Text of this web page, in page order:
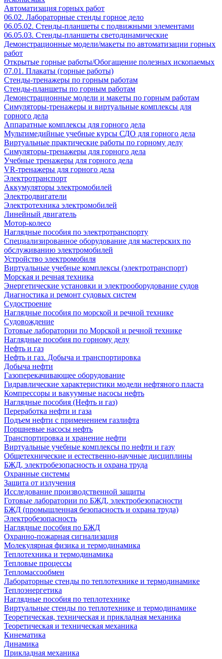
Автоматизация горных работ
06.02. Лабораторные стенды горное дело
06.05.02. Стенды-планшеты с подвижными элементами
06.05.03. Стенды-планшеты светодинамические
Демонстрационные модели/макеты по автоматизации горных
работ
Открытые горные работы/Обогащение полезных ископаемых
07.01. Плакаты (горные работы)
Стенды-тренажеры по горным работам
Стенды-планшеты по горным работам
Демонстрационные модели и макеты по горным работам
Симуляторы-тренажеры и виртуальные комплексы для
горного дела
Аппаратные комплексы для горного дела
Мультимедийные учебные курсы СДО для горного дела
Виртуальные практические работы по горному делу
Симуляторы-тренажеры для горного дела
Учебные тренажеры для горного дела
VR-тренажеры для горного дела
Электротранспорт
Аккумуляторы электромобилей
Электродвигатели
Электротехника электромобилей
Линейный двигатель
Мотор-колесо
Наглядные пособия по электротранспорту
Специализированное оборудование для мастерских по
обслуживанию электромобилей
Устройство электромобиля
Виртуальные учебные комплексы (электротранспорт)
Морская и речная техника
Энергетические установки и электрооборудование судов
Диагностика и ремонт судовых систем
Судостроение
Наглядные пособия по морской и речной технике
Судовождение
Готовые лаборатории по Морской и речной технике
Наглядные пособия по горному делу
Нефть и газ
Нефть и газ. Добыча и транспортировка
Добыча нефти
Газоперекачивающее оборудование
Гидравлические характеристики модели нефтяного пласта
Компрессоры и вакуумные насосы нефть
Наглядные пособия (Нефть и газ)
Переработка нефти и газа
Подъем нефти с применением газлифта
Поршневые насосы нефть
Транспортировка и хранение нефти
Виртуальные учебные комплексы по нефти и газу
Общетехнические и естественно-научные дисциплины
БЖД, электробезопасность и охрана труда
Охранные системы
Защита от излучения
Исследование производственной защиты
Готовые лаборатории по БЖД, электробезопасности
БЖД (промышленная безопасность и охрана труда)
Электробезопасность
Наглядные пособия по БЖД
Охранно-пожарная сигнализация
Молекулярная физика и термодинамика
Теплотехника и термодинамика
Тепловые процессы
Тепломассообмен
Лабораторные стенды по теплотехнике и термодинамике
Теплоэнергетика
Наглядные пособия по теплотехнике
Виртуальные стенды по теплотехнике и термодинамике
Теоретическая, техническая и прикладная механика
Теоретическая и техническая механика
Кинематика
Динамика
Прикладная механика